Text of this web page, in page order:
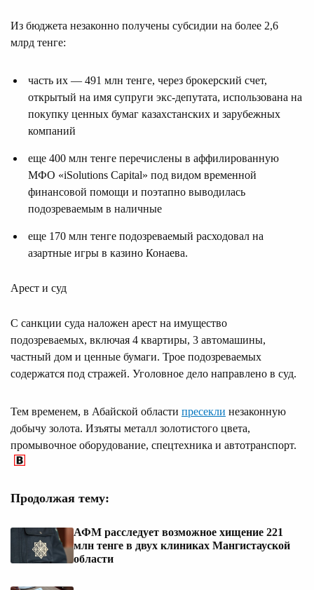
Из бюджета незаконно получены субсидии на более 2,6
млрд тенге:
часть их — 491 млн тенге, через брокерский счет,
открытый на имя супруги экс-депутата, использована на
покупку ценных бумаг казахстанских и зарубежных
компаний
еще 400 млн тенге перечислены в аффилированную
МФО «iSolutions Capital» под видом временной
финансовой помощи и поэтапно выводилась
подозреваемым в наличные
еще 170 млн тенге подозреваемый расходовал на
азартные игры в казино Конаева.
Арест и суд
С санкции суда наложен арест на имущество
подозреваемых, включая 4 квартиры, 3 автомашины,
частный дом и ценные бумаги. Трое подозреваемых
содержатся под стражей. Уголовное дело направлено в суд.
Тем временем, в Абайской области пресекли незаконную
добычу золота. Изъяты металл золотистого цвета,
промывочное оборудование, спецтехника и автотранспорт.
Продолжая тему:
АФМ расследует возможное хищение 221
млн тенге в двух клиниках Мангистауской
области